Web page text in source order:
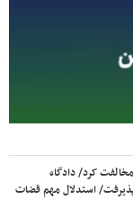
کرد/ دادگاه
پذیرفت/ استدلال مهم قضات